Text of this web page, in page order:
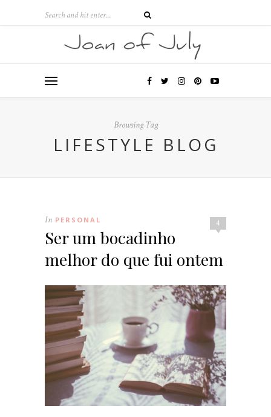
Browsing Tag
LIFESTYLE BLOG
4
In PERSONAL
Ser um bocadinho
melhor do que fui ontem